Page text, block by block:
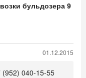
бульдозера 9
01.12.2015
(952) 040-15-55